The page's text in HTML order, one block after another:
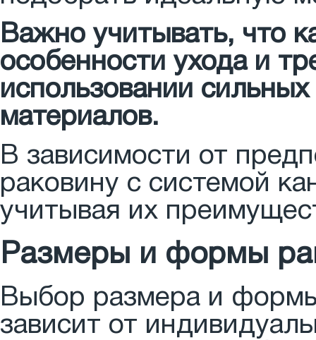
Важно учитывать, что
особенности ухода и
использовании
материалов.
В зависимости от
раковину с системой
учитывая их
Размеры и формы
Выбор размера и
зависит от